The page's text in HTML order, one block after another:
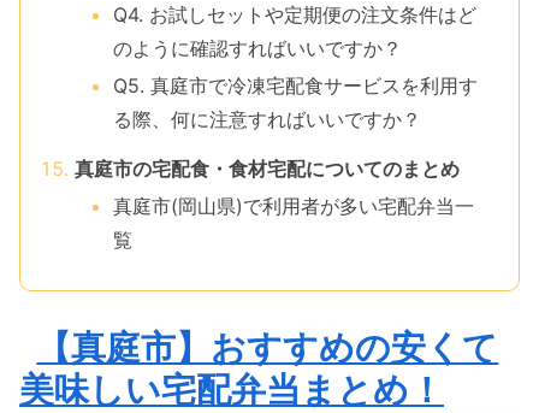
Q4. お試しセットや定期便の注文条件はど
のように確認すればいいですか？
Q5. 真庭市で冷凍宅配食サービスを利用す
る際、何に注意すればいいですか？
真庭市の宅配食・食材宅配についてのまとめ
真庭市(岡山県)で利用者が多い宅配弁当一
覧
【真庭市】おすすめの安くて
美味しい宅配弁当まとめ！